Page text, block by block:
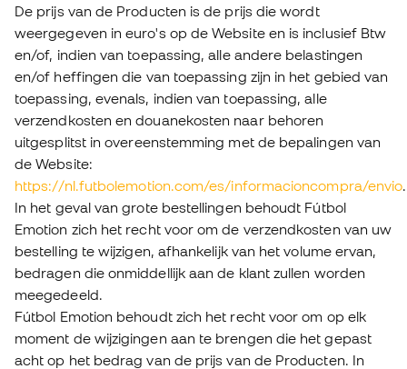
De prijs van de Producten is de prijs die wordt
weergegeven in euro's op de Website en is inclusief Btw
en/of, indien van toepassing, alle andere belastingen
en/of heffingen die van toepassing zijn in het gebied van
toepassing, evenals, indien van toepassing, alle
verzendkosten en douanekosten naar behoren
uitgesplitst in overeenstemming met de bepalingen van
de Website:
https://nl.futbolemotion.com/es/informacioncompra/envio.
In het geval van grote bestellingen behoudt Fútbol
Emotion zich het recht voor om de verzendkosten van uw
bestelling te wijzigen, afhankelijk van het volume ervan,
bedragen die onmiddellijk aan de klant zullen worden
meegedeeld.
Fútbol Emotion behoudt zich het recht voor om op elk
moment de wijzigingen aan te brengen die het gepast
acht op het bedrag van de prijs van de Producten. In